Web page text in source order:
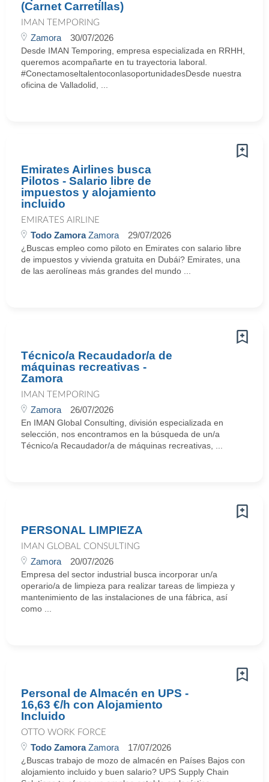
(Carnet Carretillas)
IMAN TEMPORING
Zamora 30/07/2026
Desde IMAN Temporing, empresa especializada en RRHH,
queremos acompañarte en tu trayectoria laboral.
#ConectamoseltalentoconlasoportunidadesDesde nuestra
oficina de Valladolid, ...
Emirates Airlines busca
Pilotos - Salario libre de
impuestos y alojamiento
incluido
EMIRATES AIRLINE
Todo ZamoraZamora 29/07/2026
¿Buscas empleo como piloto en Emirates con salario libre
de impuestos y vivienda gratuita en Dubái? Emirates, una
de las aerolíneas más grandes del mundo ...
Técnico/a Recaudador/a de
máquinas recreativas -
Zamora
IMAN TEMPORING
Zamora 26/07/2026
En IMAN Global Consulting, división especializada en
selección, nos encontramos en la búsqueda de un/a
Técnico/a Recaudador/a de máquinas recreativas, ...
PERSONAL LIMPIEZA
IMAN GLOBAL CONSULTING
Zamora 20/07/2026
Empresa del sector industrial busca incorporar un/a
operario/a de limpieza para realizar tareas de limpieza y
mantenimiento de las instalaciones de una fábrica, así
como ...
Personal de Almacén en UPS -
16,63 €/h con Alojamiento
Incluido
OTTO WORK FORCE
Todo ZamoraZamora 17/07/2026
¿Buscas trabajo de mozo de almacén en Países Bajos con
alojamiento incluido y buen salario? UPS Supply Chain